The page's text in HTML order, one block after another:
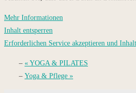
Mehr Informationen
Inhalt entsperren
Erforderlichen Service akzeptieren und
« YOGA & PILATES
Yoga & Pflege »